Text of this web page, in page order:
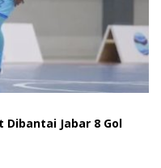
Dibantai Jabar 8 Gol